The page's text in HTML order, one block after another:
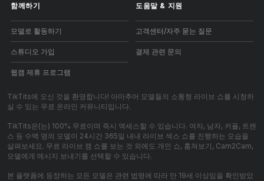
함께하기
모델로 활동하기
스튜디오 가입
웹캠 제휴 프로그램
도움말& 지원
고객센터/자주 묻는 질문
결제 관련 문의
TikTits에 오신 것을 환영합니다! 아마추어 모델들의 소통형 라이브 쇼를 시청하
실 수 있는 무료 온라인 커뮤니티입니다.
TikTits은(는) 100% 무료이며 즉시 액세스할 수 있습니다. 여자, 남자, 커플, 트랜
스 등 수백 명의 모델이 24시간 365일 내내 라이브 섹스 쇼를 진행하는 모습을
살펴보세요. 무료 라이브 캠 쇼를 보는 것 외에도 개인 쇼, 훔쳐보기, Cam2Cam,
모델에게 메시지 보내기를 선택할 수 있습니다.
본 플랫폼에 등장하는 모든 모델은 관련 법령에 따라 만 19세 이상임을 확인받았